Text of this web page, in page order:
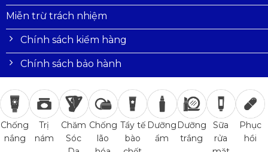
Miễn trừ trách nhiệm
Chính sách kiểm hàng
Chính sách bảo hành
Chống
nắng
Trị
nám
Chăm
Sóc
Chống
lão
Tẩy tế
bào
Dưỡng
ẩm
Dưỡng
trắng
Sữa
rửa
Phục
hồi